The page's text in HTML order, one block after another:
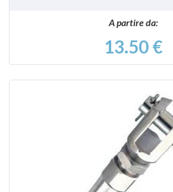
A partire da:
13.50 €
VEDI